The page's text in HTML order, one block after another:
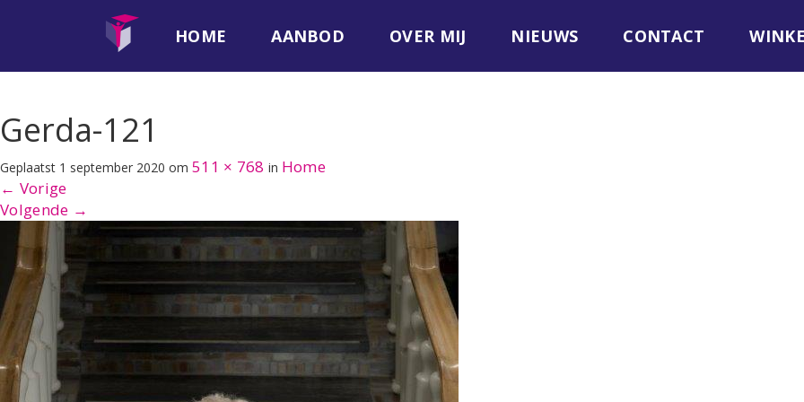
HOME AANBOD OVER MIJ NIEUWS CONTACT
Gerda-121
Geplaatst 1 september 2020 om 511 × 768 in Home
← Vorige
Volgende →